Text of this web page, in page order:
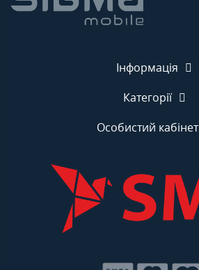
Інформація
Категорії
Особистий кабінет